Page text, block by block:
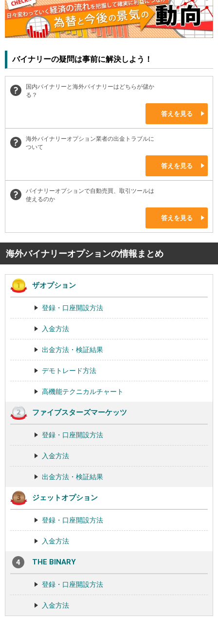
バイナリーの疑問は事前に解決しよう！
国内バイナリーと海外バイナリーはどちらが儲か
る？
答えを見る
海外バイナリーオプション業者の出金トラブルに
ついて
答えを見る
バイナリーオプションで自動売買、取引ツールは
使えるのか
答えを見る
海外バイナリーオプションの情報まとめ
ザオプション
登録・口座開設方法
入金方法
出金方法・検証結果
デモトレード方法
高機能テクニカルチャート
ファイブスターズマーケッツ
登録・口座開設方法
入金方法
出金方法・検証結果
ジェットオプション
登録・口座開設方法
入金方法
THE BINARY
登録・口座開設方法
入金方法